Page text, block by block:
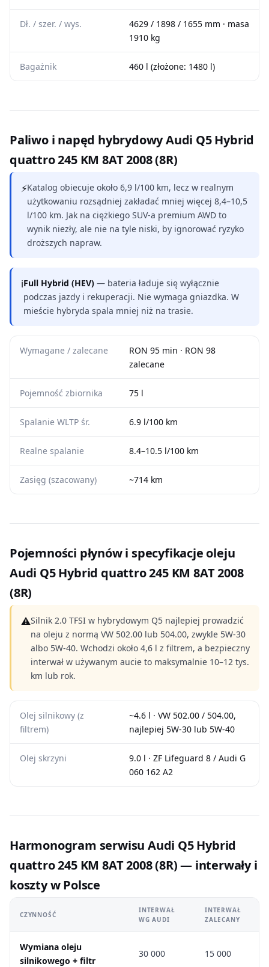
Dł. / szer. / wys.
4629 / 1898 / 1655 mm · masa
1910 kg
Bagażnik 460 l (złożone: 1480 l)
Paliwo i napęd hybrydowy Audi Q5 Hybrid
quattro 245 KM 8AT 2008 (8R)
⚡Katalog obiecuje około 6,9 l/100 km, lecz w realnym
użytkowaniu rozsądniej zakładać mniej więcej 8,4–10,5
l/100 km. Jak na ciężkiego SUV-a premium AWD to
wynik niezły, ale nie na tyle niski, by ignorować ryzyko
droższych napraw.
ℹFull Hybrid (HEV) — bateria ładuje się wyłącznie
podczas jazdy i rekuperacji. Nie wymaga gniazdka. W
mieście hybryda spala mniej niż na trasie.
Wymagane / zalecane
RON 95 min · RON 98
zalecane
Pojemność zbiornika 75 l
Spalanie WLTP śr. 6.9 l/100 km
Realne spalanie 8.4–10.5 l/100 km
Zasięg (szacowany) ~714 km
Pojemności płynów i specyfikacje oleju
Audi Q5 Hybrid quattro 245 KM 8AT 2008
(8R)
⚠Silnik 2.0 TFSI w hybrydowym Q5 najlepiej prowadzić
na oleju z normą VW 502.00 lub 504.00, zwykle 5W-30
albo 5W-40. Wchodzi około 4,6 l z filtrem, a bezpieczny
interwał w używanym aucie to maksymalnie 10–12 tys.
km lub rok.
Olej silnikowy (z
filtrem)
~4.6 l · VW 502.00 / 504.00,
najlepiej 5W-30 lub 5W-40
Olej skrzyni
9.0 l · ZF Lifeguard 8 / Audi G
060 162 A2
Harmonogram serwisu Audi Q5 Hybrid
quattro 245 KM 8AT 2008 (8R) — interwały i
koszty w Polsce
CZYNNOŚĆ
INTERWAŁ
WG AUDI
INTERWAŁ
ZALECANY
Wymiana oleju
silnikowego + filtr
30 000 15 000